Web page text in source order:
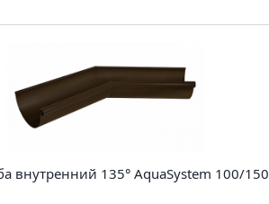
внутренний 135° AquaSystem 100/150